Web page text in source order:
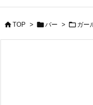
TOP > バー >  ガー